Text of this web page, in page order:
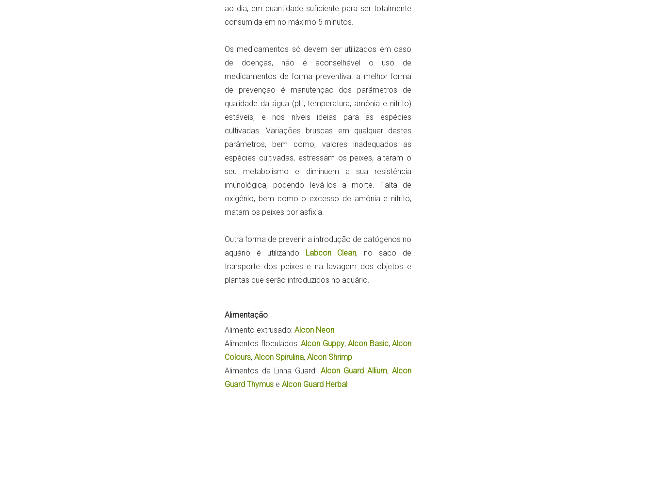
ao dia, em quantidade suficiente para ser totalmente
consumida em no máximo 5 minutos.
Os medicamentos só devem ser utilizados em caso
de doenças, não é aconselhável o uso de
medicamentos de forma preventiva. a melhor forma
de prevenção é manutenção dos parâmetros de
qualidade da água (pH, temperatura, amônia e nitrito)
estáveis, e nos níveis ideias para as espécies
cultivadas. Variações bruscas em qualquer destes
parâmetros, bem como, valores inadequados as
espécies cultivadas, estressam os peixes, alteram o
seu metabolismo e diminuem a sua resistência
imunológica, podendo levá-los a morte. Falta de
oxigênio, bem como o excesso de amônia e nitrito,
matam os peixes por asfixia.
Outra forma de prevenir a introdução de patógenos no
aquário é utilizando Labcon Clean, no saco de
transporte dos peixes e na lavagem dos objetos e
plantas que serão introduzidos no aquário.
Alimentação
Alimento extrusado: Alcon Neon
Alimentos floculados: Alcon Guppy, Alcon Basic, Alcon
Colours, Alcon Spirulina, Alcon Shrimp
Alimentos da Linha Guard: Alcon Guard Allium,Alcon
Guard Thymus e Alcon Guard Herbal